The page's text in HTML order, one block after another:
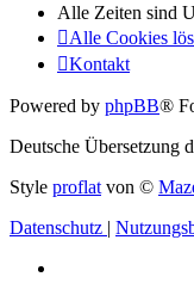
Alle Zeiten sind
Alle Cookies
Kontakt
Powered by phpBB®
Deutsche Übersetzung
Style proflat von ©
Datenschutz |